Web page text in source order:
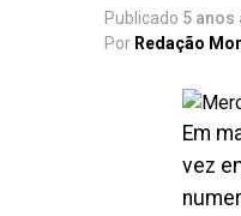
Publicado 5 anos
Por Redação
Em
vez